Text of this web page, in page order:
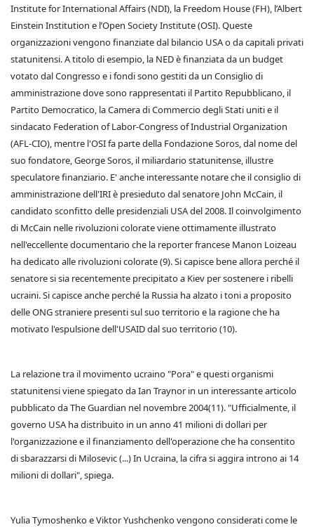
Institute for International Affairs (NDI), la Freedom House (FH), l’Albert
Einstein Institution e l’Open Society Institute (OSI). Queste
organizzazioni vengono finanziate dal bilancio USA o da capitali privati
statunitensi. A titolo di esempio, la NED è finanziata da un budget
votato dal Congresso e i fondi sono gestiti da un Consiglio di
amministrazione dove sono rappresentati il Partito Repubblicano, il
Partito Democratico, la Camera di Commercio degli Stati uniti e il
sindacato Federation of Labor-Congress of Industrial Organization
(AFL-CIO), mentre l'OSI fa parte della Fondazione Soros, dal nome del
suo fondatore, George Soros, il miliardario statunitense, illustre
speculatore finanziario. E' anche interessante notare che il consiglio di
amministrazione dell'IRI è presieduto dal senatore John McCain, il
candidato sconfitto delle presidenziali USA del 2008. Il coinvolgimento
di McCain nelle rivoluzioni colorate viene ottimamente illustrato
nell'eccellente documentario che la reporter francese Manon Loizeau
ha dedicato alle rivoluzioni colorate (9). Si capisce bene allora perché il
senatore si sia recentemente precipitato a Kiev per sostenere i ribelli
ucraini. Si capisce anche perché la Russia ha alzato i toni a proposito
delle ONG straniere presenti sul suo territorio e la ragione che ha
motivato l'espulsione dell'USAID dal suo territorio (10).
La relazione tra il movimento ucraino "Pora" e questi organismi
statunitensi viene spiegato da Ian Traynor in un interessante articolo
pubblicato da The Guardian nel novembre 2004(11)."Ufficialmente, il
governo USA ha distribuito in un anno 41 milioni di dollari per
l'organizzazione e il finanziamento dell'operazione che ha consentito
di sbarazzarsi di Milosevic (...) In Ucraina, la cifra si aggira introno ai 14
milioni di dollari", spiega.
Yulia Tymoshenko e Viktor Yushchenko vengono considerati come le